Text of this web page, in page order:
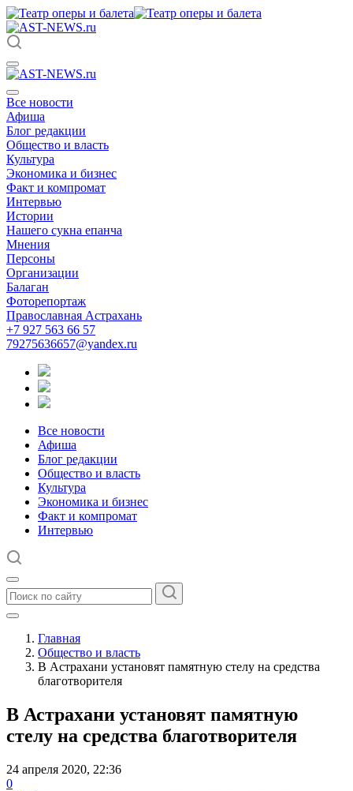
Все новости
Афиша
Блог редакции
Общество и власть
Культура
Экономика и бизнес
Факт и компромат
Интервью
Истории
Нашего сукна епанча
Мнения
Персоны
Организации
Балаган
Фоторепортаж
Православная Астрахань
+7 927 563 66 57
79275636657@yandex.ru
Все новости
Афиша
Блог редакции
Общество и власть
Культура
Экономика и бизнес
Факт и компромат
Интервью
Главная
Общество и власть
В Астрахани установят памятную стелу на средства
благотворителя
В Астрахани установят памятную
стелу на средства благотворителя
24 апреля 2020, 22:36
0